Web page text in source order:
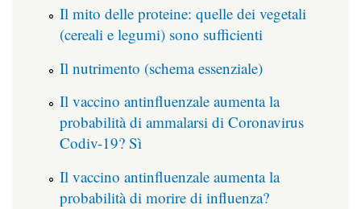
Il mito delle proteine: quelle dei vegetali
(cereali e legumi) sono sufficienti
Il nutrimento (schema essenziale)
Il vaccino antinfluenzale aumenta la
probabilità di ammalarsi di Coronavirus
Codiv-19? Sì
Il vaccino antinfluenzale aumenta la
probabilità di morire di influenza?